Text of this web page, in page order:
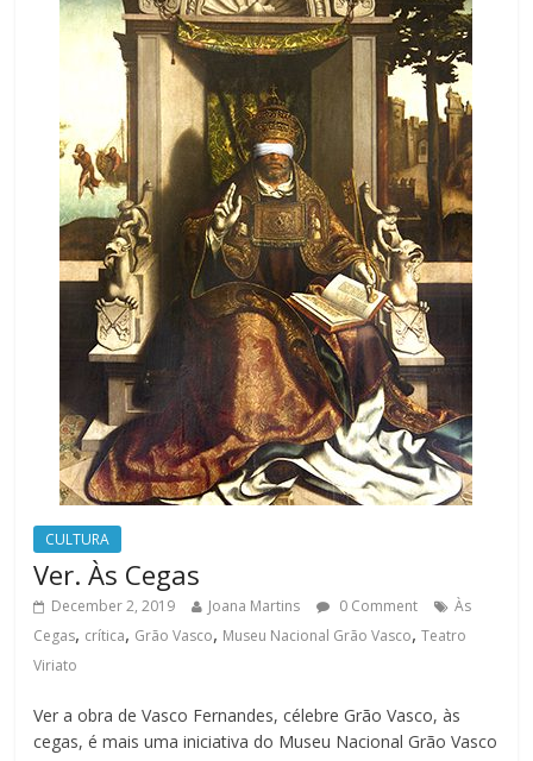
CULTURA
Ver. Às Cegas
December 2, 2019 Joana Martins 0 Comment
Às
Cegas, crítica, Grão Vasco, Museu Nacional Grão Vasco,Teatro
Viriato
Ver a obra de Vasco Fernandes, célebre Grão Vasco, às
cegas, é mais uma iniciativa do Museu Nacional Grão Vasco